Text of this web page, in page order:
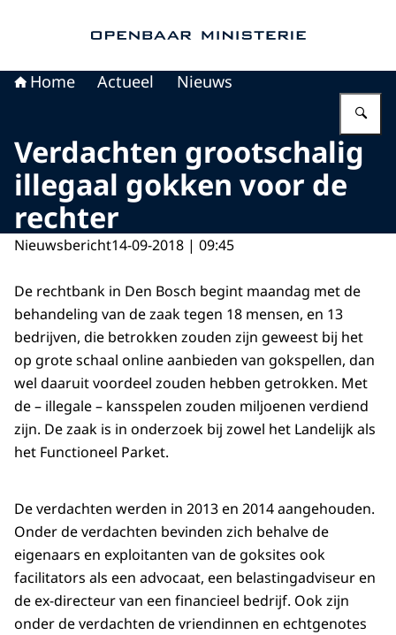
Home Actueel Nieuws
Verdachten grootschalig
illegaal gokken voor de
rechter
Nieuwsbericht14-09-2018 | 09:45
De rechtbank in Den Bosch begint maandag met de
behandeling van de zaak tegen 18 mensen, en 13
bedrijven, die betrokken zouden zijn geweest bij het
op grote schaal online aanbieden van gokspellen, dan
wel daaruit voordeel zouden hebben getrokken. Met
de – illegale – kansspelen zouden miljoenen verdiend
zijn. De zaak is in onderzoek bij zowel het Landelijk als
het Functioneel Parket.
De verdachten werden in 2013 en 2014 aangehouden.
Onder de verdachten bevinden zich behalve de
eigenaars en exploitanten van de goksites ook
facilitators als een advocaat, een belastingadviseur en
de ex-directeur van een financieel bedrijf. Ook zijn
onder de verdachten de vriendinnen en echtgenotes